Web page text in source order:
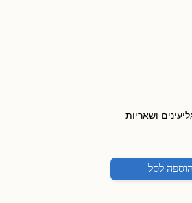
ושאריות
הוספה לסל